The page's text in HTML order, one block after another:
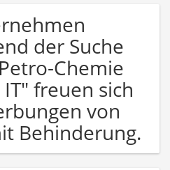
der Suche
Chemie
freuen sich
von
Behinderung.